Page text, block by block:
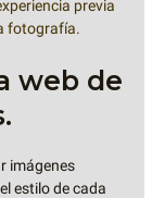
previa
fotografía.
web de
imágenes
estilo de cada